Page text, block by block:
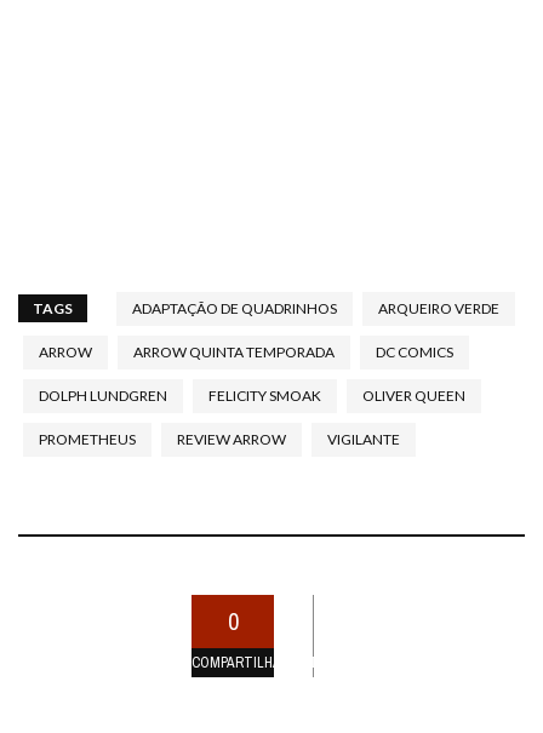
TAGS ADAPTAÇÃO DE QUADRINHOS ARQUEIRO VERDE
ARROW ARROW QUINTA TEMPORADA DC COMICS
DOLPH LUNDGREN FELICITY SMOAK OLIVER QUEEN
PROMETHEUS REVIEW ARROW VIGILANTE
0
COMPARTILHAMENTOS